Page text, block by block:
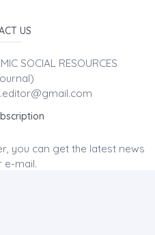
US
SOCIAL RESOURCES
you can get the latest news
e-mail.